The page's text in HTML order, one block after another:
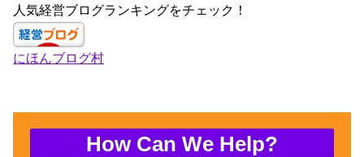
c
e
b
o
a
gr
a
k
tt
人気経営ブログランキングをチェック！
にほんブログ村
How Can We Help?